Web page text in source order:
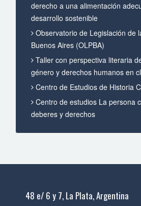
derecho a una alimentación
desarrollo sostenible
Observatorio de Legislación de
Buenos Aires (OLPBA)
Taller con perspectiva literaria
género y derechos humanos en
Centro de Estudios de Historia
Centro de estudios La persona
deberes y derechos
48 e/ 6 y 7, La Plata, Argentina